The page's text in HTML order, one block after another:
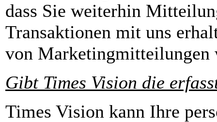
dass Sie weiterhin
Transaktionen mit uns
von Marketingmitteilungen
Gibt Times Vision die
Times Vision kann Ihre